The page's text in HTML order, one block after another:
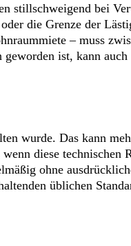
stillschweigend bei
die Grenze der
– muss
ist, kann
wurde. Das kann
diese technischen
ohne
üblichen